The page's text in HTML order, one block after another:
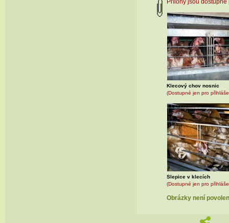
Přílohy jsou
Klecový chov nosnic
(Dostupné jen pro
Slepice v klecích
(Dostupné jen pro
Obrázky není